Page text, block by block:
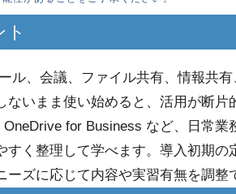
ル、会議、ファイル共有、情報共
ないまま使い始めると、活用が断片
OneDrive for Business など、日常
すく整理して学べます。導入初期
ーズに応じて内容や実習有無を調整